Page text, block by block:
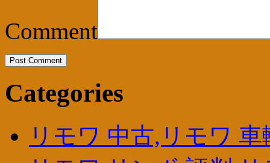
Comment
Categories
リモワ 中古,リモワ